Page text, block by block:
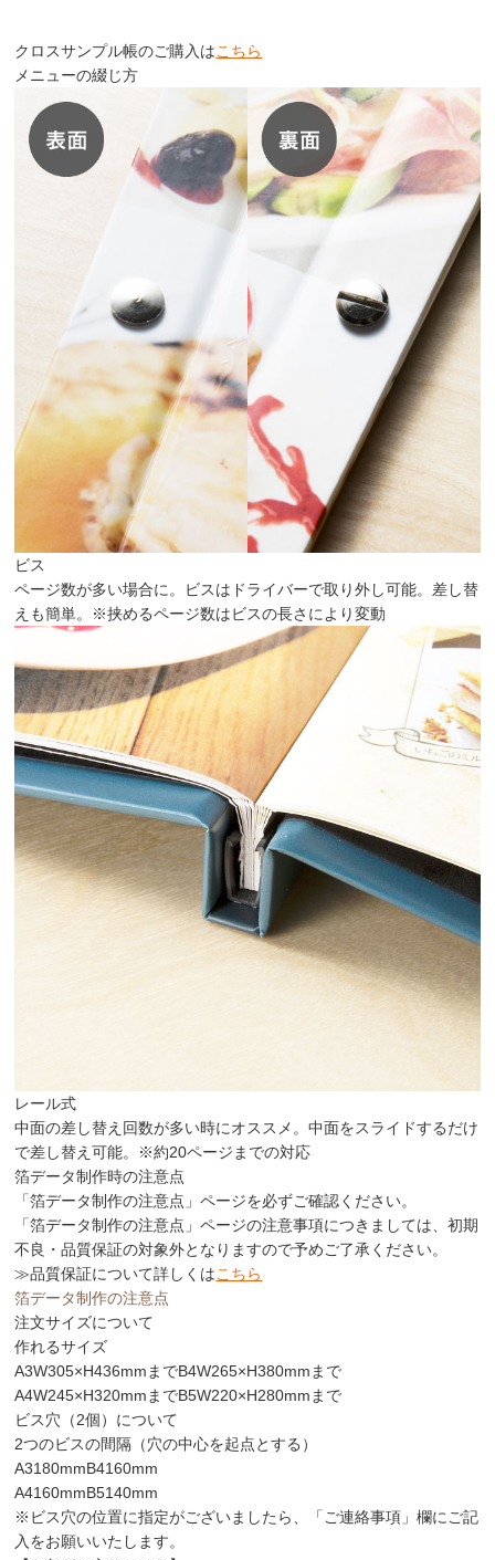
クロスサンプル帳のご購入はこちら
メニューの綴じ方
ビス
ページ数が多い場合に。ビスはドライバーで取り外し可能。差し替
えも簡単。 ※挟めるページ数はビスの長さにより変動
レール式
中面の差し替え回数が多い時にオススメ。中面をスライドするだけ
で差し替え可能。 ※約20ページまでの対応
箔データ制作時の注意点
「箔データ制作の注意点」ページを必ずご確認ください。
「箔データ制作の注意点」ページの注意事項につきましては、初期
不良・品質保証の対象外となりますので予めご了承ください。
≫品質保証について詳しくはこちら
箔データ制作の注意点
注文サイズについて
作れるサイズ
A3W305×H436mmまでB4W265×H380mmまで
A4W245×H320mmまでB5W220×H280mmまで
ビス穴（2個）について
2つのビスの間隔（穴の中心を起点とする）
A3180mmB4160mm
A4160mmB5140mm
※ビス穴の位置に指定がございましたら、「ご連絡事項」欄にご記
入をお願いいたします。